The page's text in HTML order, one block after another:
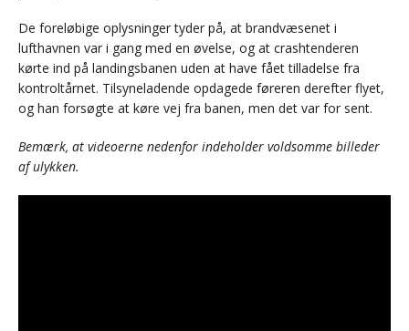
De foreløbige oplysninger tyder på, at brandvæsenet i
lufthavnen var i gang med en øvelse, og at crashtenderen
kørte ind på landingsbanen uden at have fået tilladelse fra
kontroltårnet. Tilsyneladende opdagede føreren derefter flyet,
og han forsøgte at køre vej fra banen, men det var for sent.
Bemærk, at videoerne nedenfor indeholder voldsomme billeder
af ulykken.